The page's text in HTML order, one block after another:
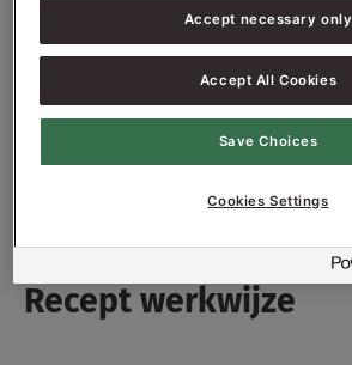
Zout*
Cocos
Suiker
Recept werkwijze
Accept necessary only
Accept All Cookies
Save Choices
Cookies Settings